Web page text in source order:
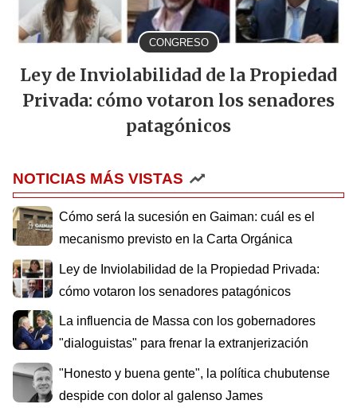
CONGRESO
Ley de Inviolabilidad de la Propiedad
Privada: cómo votaron los senadores
patagónicos
NOTICIAS MÁS VISTAS
Cómo será la sucesión en Gaiman: cuál es el
mecanismo previsto en la Carta Orgánica
Ley de Inviolabilidad de la Propiedad Privada:
cómo votaron los senadores patagónicos
La influencia de Massa con los gobernadores
"dialoguistas" para frenar la extranjerización
"Honesto y buena gente", la política chubutense
despide con dolor al galenso James